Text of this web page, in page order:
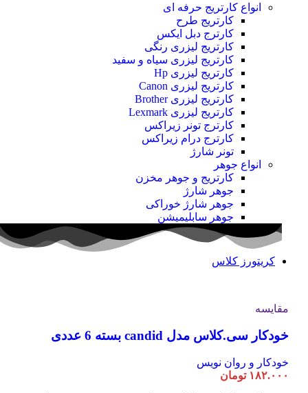
انواع کارتریج حرفه ای
کارتریج طرح
کارترج دبل ایکس
کارتریج لیزری رنگی
کارتریج لیزری سیاه و سفید
کارتریج لیزری Hp
کارتریج لیزری Canon
کارتریج لیزری Brother
کارتریج لیزری Lexmark
کارترج تونر زیراکس
کارترج درام زیراکس
تونر شارژ
انواع جوهر
کارتریج و جوهر مخزن
جوهر شارژ
جوهر شارژ خوراکی
جوهر سابلیمیشن
کریتورز کلاس
مقایسه
خودکار سی.کلاس مدل candid بسته 6 عددی
خودکار و روان نویس
۱۸۲.۰۰۰ تومان